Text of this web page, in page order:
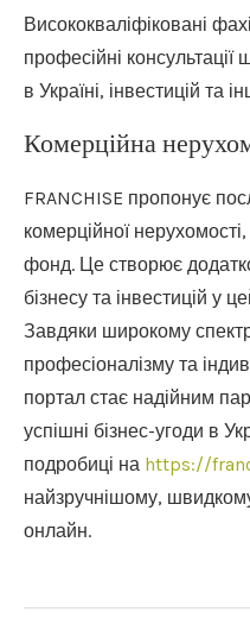
Висококваліфіковані
професійні
в Україні, інвестицій та
Комерційна
FRANCHISE пропонує
комерційної
фонд. Це створює
бізнесу та інвестицій у
Завдяки широкому
професіоналізму та
портал стає надійним
успішні бізнес-угоди в
подробиці на https://
найзручнішому,
онлайн.